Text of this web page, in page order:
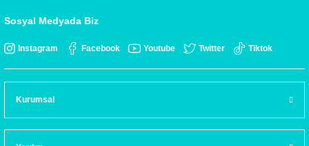
Sosyal Medyada Biz
Instagram Facebook Youtube Twitter Tiktok
Kurumsal